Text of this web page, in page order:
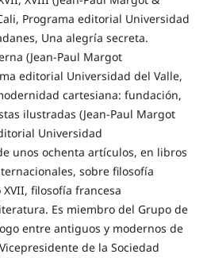
Programa editorial Universidad
Una alegría secreta.
(Jean-Paul Margot
editorial Universidad del Valle,
cartesiana: fundación,
ilustradas (Jean-Paul Margot
Universidad
unos ochenta artículos, en libros
sobre filosofía
filosofía francesa
Es miembro del Grupo de
entre antiguos y modernos de
de la Sociedad